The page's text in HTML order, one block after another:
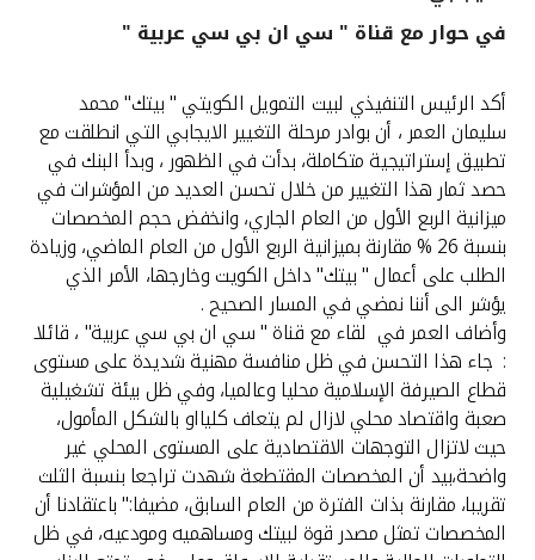
القنوات المصرفية
أدوات وخدمات
خدمات ما بعد البيع
اتصل بنا
مواقع الفروع وأجهزة الصرف الآلي
ألمانيا
ماليزيا
تركيا
في حوار مع قناة " سي ان بي سي عربية "
أكد الرئيس التنفيذي لبيت التمويل الكويتي " بيتك" محمد
سليمان العمر ، أن بوادر مرحلة التغيير الايجابي التي انطلقت مع
تطبيق إستراتيجية متكاملة، بدأت في الظهور ، وبدأ البنك في
حصد ثمار هذا التغيير من خلال تحسن العديد من المؤشرات في
ميزانية الربع الأول من العام الجاري، وانخفض حجم المخصصات
بنسبة 26 % مقارنة بميزانية الربع الأول من العام الماضي، وزيادة
الطلب على أعمال " بيتك" داخل الكويت وخارجها، الأمر الذي
يؤشر الى أننا نمضي في المسار الصحيح .
وأضاف العمر في لقاء مع قناة " سي ان بي سي عربية" ، قائلا
: جاء هذا التحسن في ظل منافسة مهنية شديدة على مستوى
قطاع الصيرفة الإسلامية محليا وعالميا، وفي ظل بيئة تشغيلية
صعبة واقتصاد محلي لازال لم يتعاف كليااو بالشكل المأمول،
حيث لاتزال التوجهات الاقتصادية على المستوى المحلي غير
واضحة،بيد أن المخصصات المقتطعة شهدت تراجعا بنسبة الثلث
تقريبا، مقارنة بذات الفترة من العام السابق، مضيفا:" باعتقادنا أن
المخصصات تمثل مصدر قوة لبيتك ومساهميه ومودعيه، في ظل